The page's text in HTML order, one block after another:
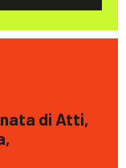
di Atti,